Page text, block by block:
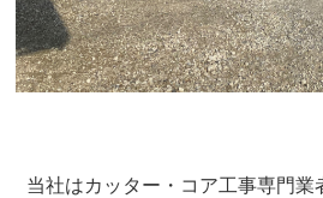
当社はカッター・コア工事専門業